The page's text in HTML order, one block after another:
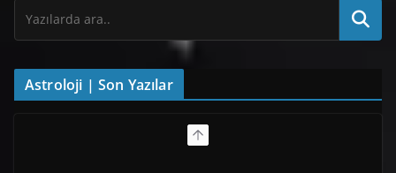
Astroloji | Son Yazılar